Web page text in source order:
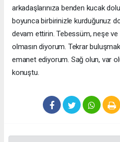
arkadaşlarınıza benden kucak
boyunca birbirinizle kurduğunuz
devam ettirin. Tebessüm, neşe
olmasın diyorum. Tekrar
emanet ediyorum. Sağ olun, var
konuştu.